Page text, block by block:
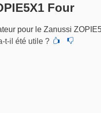
Four
pour le Zanussi
t-il été utile ?